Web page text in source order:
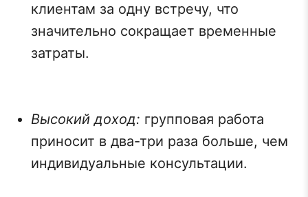
клиентам за одну встречу, что
значительно сокращает временные
затраты.
Высокий доход: групповая работа
приносит в два-три раза больше, чем
индивидуальные консультации.